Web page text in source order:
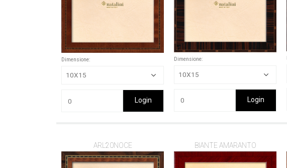
Dimensione:
Login
Dimensione:
Login
ARL20NOCE BIANTE AMARANTO